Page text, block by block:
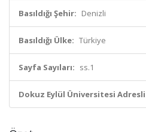
Basıldığı Şehir: Denizli
Basıldığı Ülke: Türkiye
Sayfa Sayıları: ss.1
Dokuz Eylül Üniversitesi